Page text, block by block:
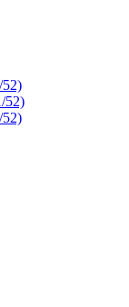
52)
52)
52)